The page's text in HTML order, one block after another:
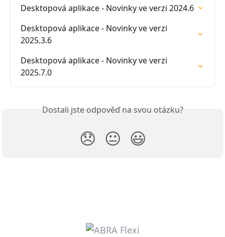
Desktopová aplikace - Novinky ve verzi 2024.6
Desktopová aplikace - Novinky ve verzi
2025.3.6
Desktopová aplikace - Novinky ve verzi
2025.7.0
Dostali jste odpověď na svou otázku?
😞 😐 😃